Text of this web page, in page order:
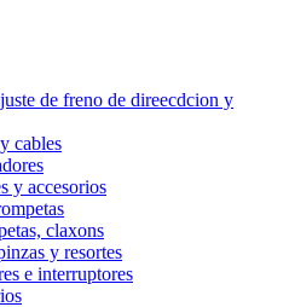
de freno de direecdcion y
cables
y accesorios
claxons
y resortes
e interruptores